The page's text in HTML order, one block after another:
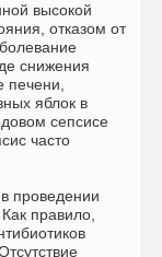
высокой
отказом от
снижения
печени,
яблок в
сепсисе
часто
проведении
правило,